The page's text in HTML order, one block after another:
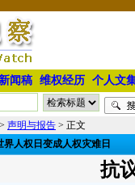
新闻稿 维权经历 个人文
> 声明与报告 > 正文
界人权日变成人权灾难日
抗